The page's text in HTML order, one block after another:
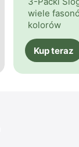
wiele
kolorów
Kup teraz